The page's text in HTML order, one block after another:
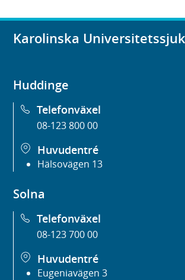
Karolinska
Huddinge
Telefonväxel
08-123 800 00
Huvudentré
Hälsovägen 13
Solna
Telefonväxel
08-123 700 00
Huvudentré
Eugeniavägen 3